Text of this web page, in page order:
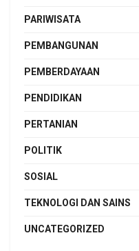
PARIWISATA
PEMBANGUNAN
PEMBERDAYAAN
PENDIDIKAN
PERTANIAN
POLITIK
SOSIAL
TEKNOLOGI DAN SAINS
UNCATEGORIZED